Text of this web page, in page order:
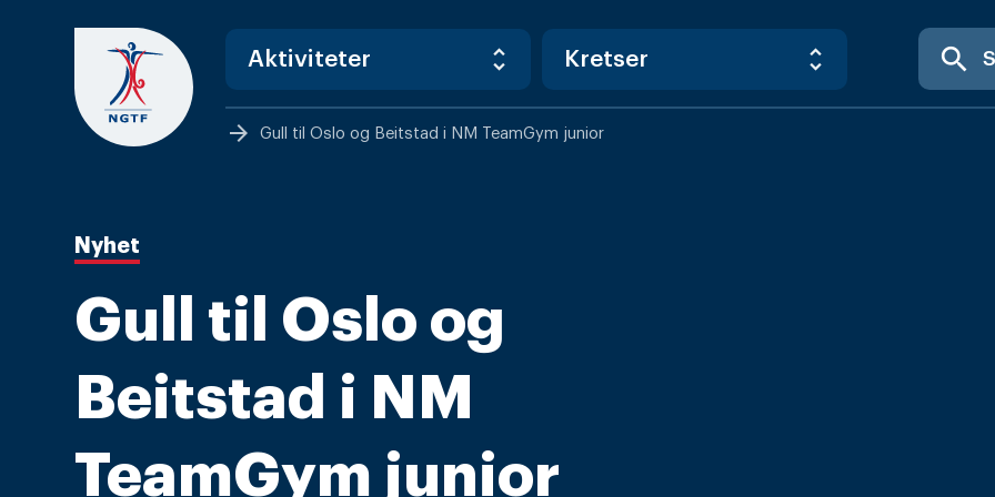
content
search
arrow_forward Gull til Oslo og Beitstad i NM TeamGym junior
Nyhet
Gull til Oslo og
Beitstad i NM
TeamGym junior